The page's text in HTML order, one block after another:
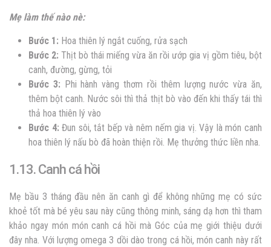
Mẹ làm thế nào nè:
Bước 1: Hoa thiên lý ngắt cuống, rửa sạch
Bước 2: Thịt bò thái miếng vừa ăn rồi ướp gia vị gồm tiêu, bột
canh, đường, gừng, tỏi
Bước 3: Phi hành vàng thơm rồi thêm lượng nước vừa ăn,
thêm bột canh. Nước sôi thì thả thịt bò vào đến khi thấy tái thì
thả hoa thiên lý vào
Bước 4: Đun sôi, tắt bếp và nêm nếm gia vị. Vậy là món canh
hoa thiên lý nấu bò đã hoàn thiện rồi. Mẹ thưởng thức liền nha.
1.13. Canh cá hồi
Mẹ bầu 3 tháng đầu nên ăn canh gì để không những mẹ có sức
khoẻ tốt mà bé yêu sau này cũng thông minh, sáng dạ hơn thì tham
khảo ngay món món canh cá hồi mà Góc của mẹ giới thiệu dưới
đây nha. Với lượng omega 3 dồi dào trong cá hồi, món canh này rất